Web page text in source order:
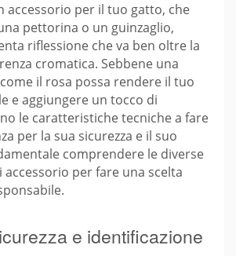
accessorio per il tuo gatto, che
pettorina o un guinzaglio,
riflessione che va ben oltre la
cromatica. Sebbene una
il rosa possa rendere il tuo
e aggiungere un tocco di
le caratteristiche tecniche a fare
per la sua sicurezza e il suo
comprendere le diverse
per fare una scelta
e identificazione